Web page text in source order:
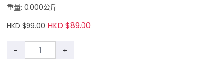
重量: 0.000公斤
HKD $99.00HKD $89.00
- +